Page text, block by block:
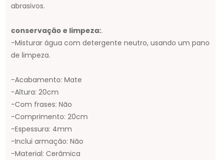
abrasivos.
conservação e limpeza:.
-Misturar água com detergente neutro, usando um pano
de limpeza.
-Acabamento: Mate
-Altura: 20cm
-Com frases: Não
-Comprimento: 20cm
-Espessura: 4mm
-Inclui armação: Não
-Material: Cerâmica